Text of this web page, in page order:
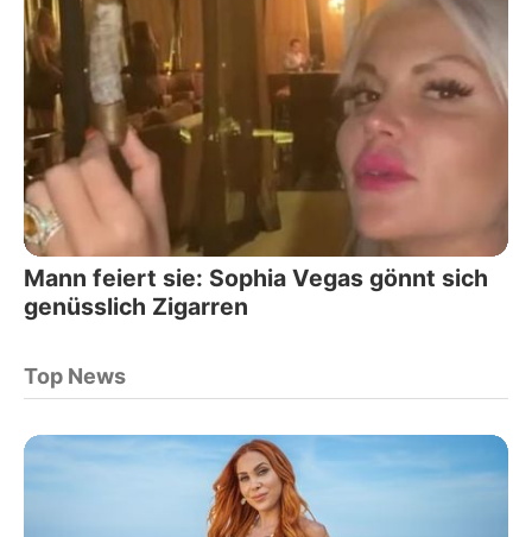
Mann feiert sie: Sophia Vegas gönnt sich
genüsslich Zigarren
Top News